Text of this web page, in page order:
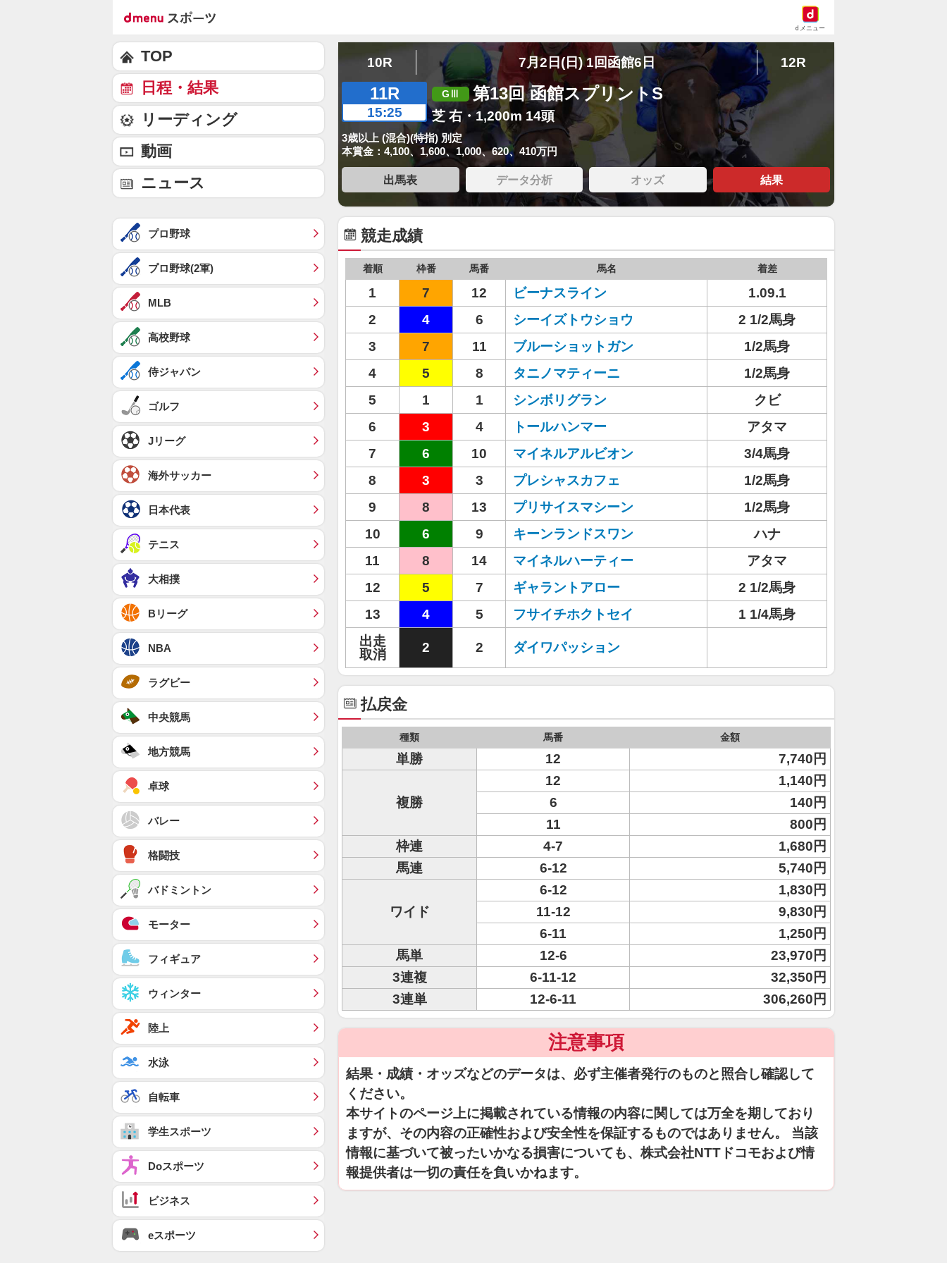
dメニュー
10R 7月2日(日) 1回函館6日 12R
11R
15:25
第13回 函館スプリントS
芝 右・1,200m 14頭
3歳以上 (混合)(特指) 別定
本賞金：4,100、1,600、1,000、620、410万円
出馬表 データ分析 オッズ 結果
競走成績
着順 枠番 馬番 馬名 着差
1 7 12 ビーナスライン
1.09.1
2
4 6 シーイズトウショウ
2 1/2馬身
3
7 11 ブルーショットガン
1/2馬身
4
5 8 タニノマティーニ
1/2馬身
5
1 1 シンボリグラン
クビ
6
3 4 トールハンマー
アタマ
7
6 10 マイネルアルビオン
3/4馬身
8
3 3 プレシャスカフェ
1/2馬身
9
8 13 プリサイスマシーン
1/2馬身
10
6 9 キーンランドスワン
ハナ
11
8 14 マイネルハーティー
アタマ
12
5 7 ギャラントアロー
2 1/2馬身
13
4 5 フサイチホクトセイ
1 1/4馬身
出走
取消
2 2 ダイワパッション
払戻金
種類 馬番 金額
単勝 12 7,740円
複勝
12
1,140円
6
140円
11
800円
枠連
4-7
1,680円
馬連
6-12 5,740円
ワイド
6-12
1,830円
11-12
9,830円
6-11
1,250円
馬単
12-6
23,970円
3連複
6-11-12
32,350円
3連単
12-6-11 306,260円
注意事項
結果・成績・オッズなどのデータは、必ず主催者発行のものと照合し確認して
ください。
本サイトのページ上に掲載されている情報の内容に関しては万全を期しており
ますが、その内容の正確性および安全性を保証するものではありません。 当該
情報に基づいて被ったいかなる損害についても、株式会社NTTドコモおよび情
報提供者は一切の責任を負いかねます。
TOP
日程・結果
リーディング
動画
ニュース
プロ野球
プロ野球(2軍)
MLB
高校野球
侍ジャパン
ゴルフ
Jリーグ
海外サッカー
日本代表
テニス
大相撲
Bリーグ
NBA
ラグビー
中央競馬
地方競馬
卓球
バレー
格闘技
バドミントン
モーター
フィギュア
ウィンター
陸上
水泳
自転車
学生スポーツ
Doスポーツ
ビジネス
eスポーツ